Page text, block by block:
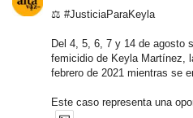
⚖️ #JusticiaParaKeyla
Del 4, 5, 6, 7 y 14 de agosto
femicidio de Keyla Martínez,
febrero de 2021 mientras se
Este caso representa una